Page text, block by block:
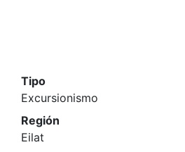
Tipo
Excursionismo
Región
Eilat